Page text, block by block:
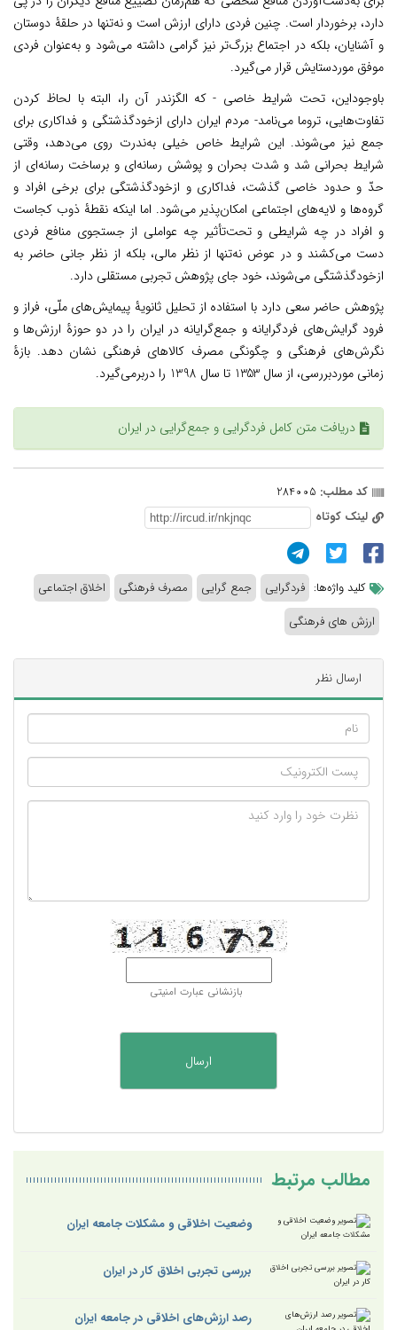
دارد، برخوردار است. چنین فردی دارای ارزش است و نه‌تنها در حلقۀ دوستان
و آشنایان، بلکه در اجتماع بزرگ‌تر نیز گرامی داشته می‌شود و به‌عنوان فردی
موفق موردستایش قرار می‌گیرد.
با‌وجوداین، تحت شرایط خاصی - که الگزندر آن را، البته با لحاظ کردن
تفاوت‌هایی، تروما می‌نامد- مردم ایران دارای ازخودگذشتگی و فداکاری برای
جمع نیز می‌شوند. این شرایط خاص خیلی به‌ندرت روی می‌دهد، وقتی
شرایط بحرانی شد و شدت بحران و پوشش رسانه‌ای و برساخت رسانه‌ای از
حدّ و حدود خاصی گذشت، فداکاری و ازخودگذشتگی برای برخی افراد و
گروه‌ها و لایه‌های اجتماعی امکان‌پذیر می‌شود. اما اینکه نقطۀ ذوب کجاست
و افراد در چه شرایطی و تحت‌تأثیر چه عواملی از جستجوی منافع فردی
دست می‌کشند و در عوض نه‌تنها از نظر مالی، بلکه از نظر جانی حاضر به
ازخودگذشتگی می‌شوند، خود جای پژوهش تجربی مستقلی دارد.
پژوهش حاضر سعی دارد با استفاده از تحلیل ثانویۀ پیمایش‌های ملّی، فراز و
فرود گرایش‌های فردگرایانه و جمع‌گرایانه در ایران را در دو حوزۀ ارزش‌ها و
نگرش‌های فرهنگی و چگونگی مصرف کالاهای فرهنگی نشان دهد. بازۀ
زمانی موردبررسی، از سال 1353 تا سال 1398 را دربرمی‌گیرد.
دریافت متن کامل فردگرایی و جمع‌گرایی در ایران
کد مطلب: 284005
لینک کوتاه
کلید واژه‌ها: فردگرایی جمع گرایی مصرف فرهنگی
اخلاق اجتماعی
ارزش های فرهنگی
ارسال نظر
بازنشانی عبارت امنیتی
مطالب مرتبط
وضعیت اخلاقی و مشکلات جامعه ایران
بررسی تجربی اخلاق کار در ایران
رصد ارزش‌های اخلاقی در جامعه ایران